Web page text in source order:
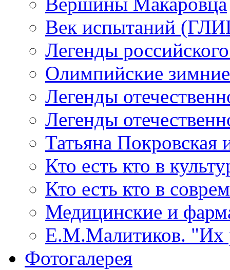
Век испытаний
Легенды
Олимпийские
Легенды
Легенды
Татьяна Покровская
Кто есть кто в
Кто есть кто в
Медицинские и
Е.М.Малитиков. "Их
Фотогалерея